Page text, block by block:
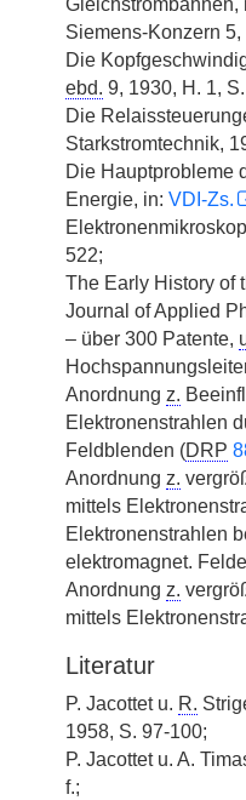
Gleichstrombahnen,
Siemens-Konzern
Die
ebd. 9, 1930, H. 1,
Die
Starkstromtechnik,
Die Hauptprobleme
Energie, in: VDI-Zs.
522;
The Early History of
Journal of Applied
– über 300 Patente,
Anordnung z.
Elektronenstrahlen
Feldblenden (DRP
Anordnung z.
mittels
Elektronenstrahlen
elektromagnet.
Anordnung z.
mittels
Literatur
P. Jacottet u. R.
1958, S. 97-100;
P. Jacottet u. A.
f.;